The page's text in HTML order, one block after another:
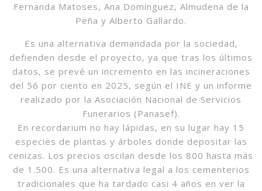
Fernanda Matoses, Ana Domínguez, Almudena de la
Peña y Alberto Gallardo.
Es una alternativa demandada por la sociedad,
defienden desde el proyecto, ya que tras los últimos
datos, se prevé un incremento en las incineraciones
del 56 por ciento en 2025, según el INE y un informe
realizado por la Asociación Nacional de Servicios
Funerarios (Panasef).
En recordarium no hay lápidas, en su lugar hay 15
especies de plantas y árboles donde depositar las
cenizas. Los precios oscilan desde los 800 hasta más
de 1.500. Es una alternativa legal a los cementerios
tradicionales que ha tardado casi 4 años en ver la